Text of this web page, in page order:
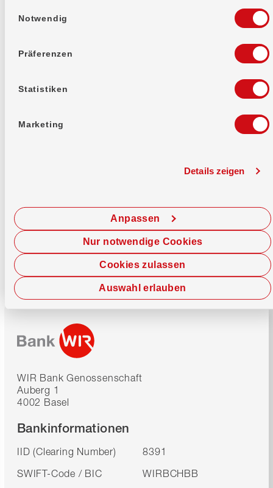
Notwendig
Präferenzen
Statistiken
Marketing
Details zeigen
Cookies zulassen
Anpassen
Auswahl erlauben
Nur notwendige Cookies
Kontaktformular
Jetzt chatten
WIR Bank Genossenschaft
Auberg 1
4002 Basel
Bankinformationen
IID (Clearing Number)
8391
SWIFT-Code / BIC
WIRBCHBB